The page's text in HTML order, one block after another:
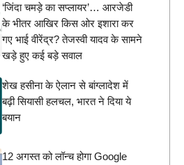
‘जिंदा चमड़े का सप्लायर’… आरजेडी
के भीतर आखिर किस ओर इशारा कर
गए भाई वीरेंद्र? तेजस्वी यादव के सामने
खड़े हुए कई बड़े सवाल
शेख हसीना के ऐलान से बांग्लादेश में
बढ़ी सियासी हलचल, भारत ने दिया ये
बयान
12 अगस्त को लॉन्च होगा Google